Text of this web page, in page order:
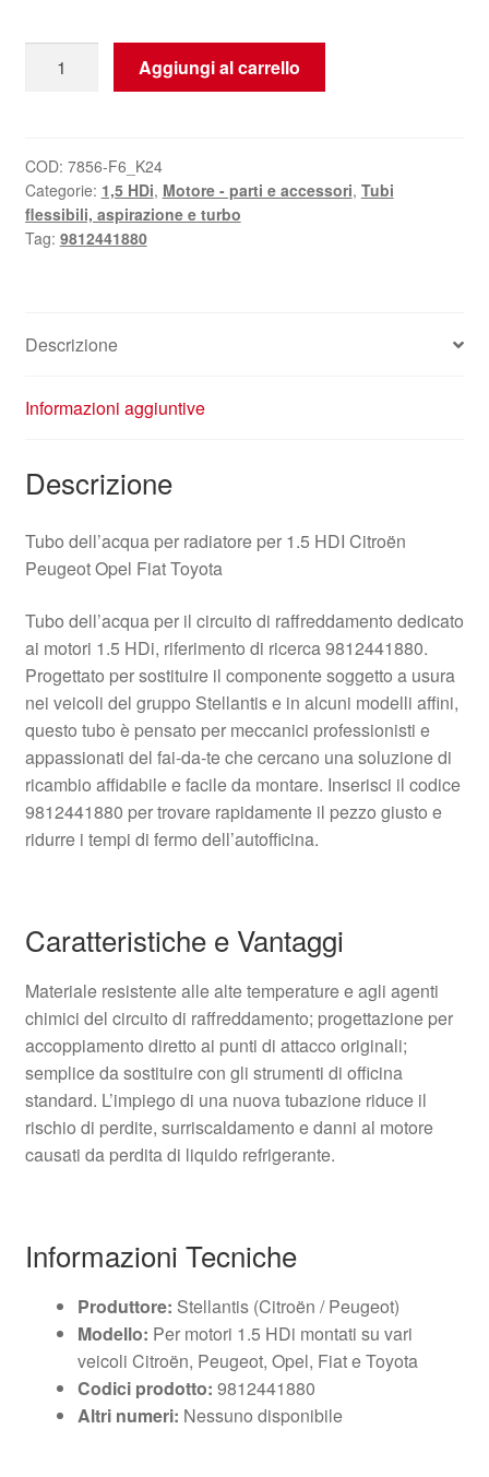
dell'acqua
Citroën
Peugeot
9812441880
quantità
Aggiungi al carrello
COD: 7856-F6_K24
Categorie: 1,5 HDi, Motore - parti e accessori, Tubi
flessibili, aspirazione e turbo
Tag: 9812441880
Descrizione
Informazioni aggiuntive
Descrizione
Tubo dell’acqua per radiatore per 1.5 HDI Citroën
Peugeot Opel Fiat Toyota
Tubo dell’acqua per il circuito di raffreddamento dedicato
ai motori 1.5 HDi, riferimento di ricerca 9812441880.
Progettato per sostituire il componente soggetto a usura
nei veicoli del gruppo Stellantis e in alcuni modelli affini,
questo tubo è pensato per meccanici professionisti e
appassionati del fai-da-te che cercano una soluzione di
ricambio affidabile e facile da montare. Inserisci il codice
9812441880 per trovare rapidamente il pezzo giusto e
ridurre i tempi di fermo dell’autofficina.
Caratteristiche e Vantaggi
Materiale resistente alle alte temperature e agli agenti
chimici del circuito di raffreddamento; progettazione per
accoppiamento diretto ai punti di attacco originali;
semplice da sostituire con gli strumenti di officina
standard. L’impiego di una nuova tubazione riduce il
rischio di perdite, surriscaldamento e danni al motore
causati da perdita di liquido refrigerante.
Informazioni Tecniche
Produttore: Stellantis (Citroën / Peugeot)
Modello: Per motori 1.5 HDi montati su vari
veicoli Citroën, Peugeot, Opel, Fiat e Toyota
Codici prodotto: 9812441880
Altri numeri: Nessuno disponibile